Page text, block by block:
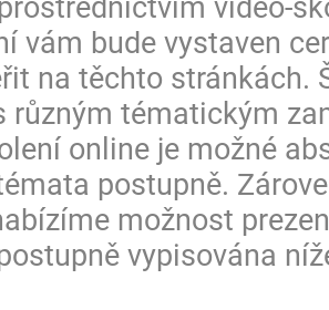
video-
vám bude vystaven
na těchto stránkách.
různým tématickým
online je možné
postupně.
možnost
vypisována